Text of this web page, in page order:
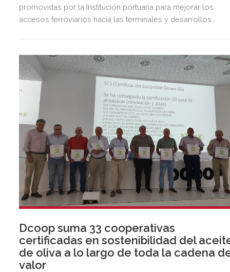
promovidas por la Institución portuaria para mejorar los
accesos ferroviarios hacia las terminales y desarrollos
Dcoop suma 33 cooperativas
certificadas en sostenibilidad del
de oliva a lo largo de toda la cadena
valor